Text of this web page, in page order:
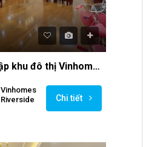
Cho thuê biệt thự song lập khu đô thị Vinhomes Riverside
Vinhomes
Riverside
Chi tiết